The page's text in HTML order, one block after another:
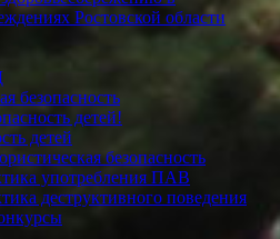
Ростовской области
безопасность
детей!
детей
безопасность
употребления ПАВ
деструктивного поведения